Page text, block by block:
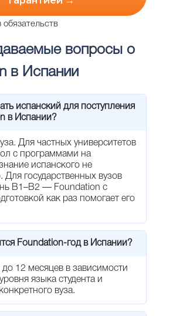
обязательств
вопросы о
в Испании
испанский для поступления
в Испании?
Для частных университетов
с программами на
испанского не
Для государственных вузов
B1–B2 — Foundation с
как раз помогает его
Foundation-год в Испании?
12 месяцев в зависимости
языка студента и
вуза.